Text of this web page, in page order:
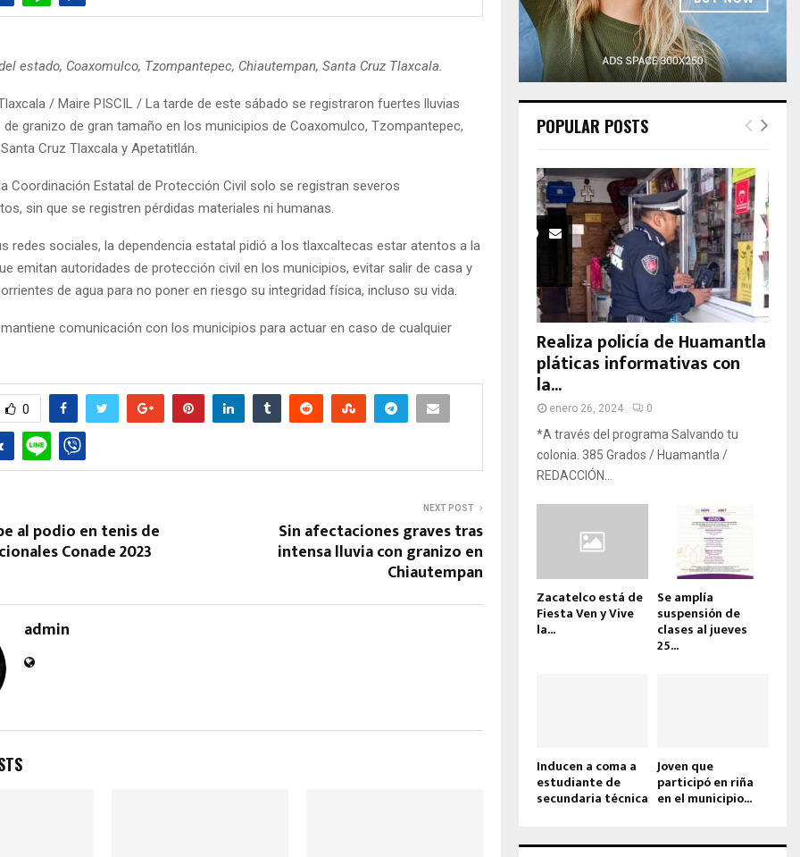
estado, Coaxomulco, Tzompantepec, Chiautempan, Santa Cruz Tlaxcala.
/ Maire PISCIL / La tarde de este sábado se registraron fuertes lluvias
granizo de gran tamaño en los municipios de Coaxomulco, Tzompantepec,
Cruz Tlaxcala y Apetatitlán.
Coordinación Estatal de Protección Civil solo se registran severos
sin que se registren pérdidas materiales ni humanas.
redes sociales, la dependencia estatal pidió a los tlaxcaltecas estar atentos a la
emitan autoridades de protección civil en los municipios, evitar salir de casa y
de agua para no poner en riesgo su integridad física, incluso su vida.
comunicación con los municipios para actuar en caso de cualquier
0
al podio en tenis de
Conade 2023
NEXT POST
Sin afectaciones graves tras
intensa lluvia con granizo en
Chiautempan
admin
POPULAR POSTS
Realiza policía de Huamantla
pláticas informativas con
la...
enero 26, 2024 0
*A través del programa Salvando tu
colonia. 385 Grados / Huamantla /
REDACCIÓN...
Zacatelco está de
Fiesta Ven y Vive
la...
Se amplía
suspensión de
clases al jueves
25...
Inducen a coma a
estudiante de
secundaria técnica
Joven que
participó en riña
en el municipio...